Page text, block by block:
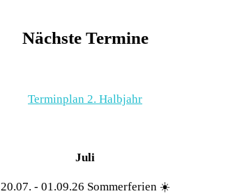
Nächste Termine
Terminplan 2. Halbjahr
Juli
20.07. - 01.09.26 Sommerferien ☀️